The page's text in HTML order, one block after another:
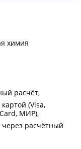
химия
расчёт
(Visa,
МИР)
через расчётный